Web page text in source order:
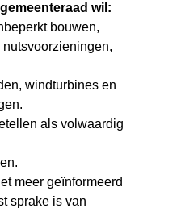
wil:
bouwen,
windturbines en
als volwaardig
meer geïnformeerd
sprake is van